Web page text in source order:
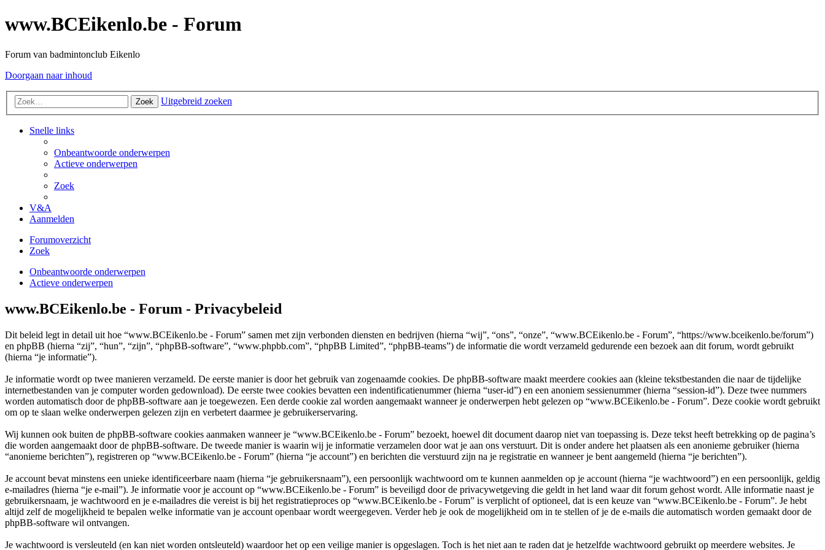
www.BCEikenlo.be - Forum
Forum van badmintonclub Eikenlo
Doorgaan naar inhoud
Zoek Uitgebreid zoeken
Snelle links
Onbeantwoorde onderwerpen
Actieve onderwerpen
Zoek
V&A
Aanmelden
Forumoverzicht
Zoek
Onbeantwoorde onderwerpen
Actieve onderwerpen
www.BCEikenlo.be - Forum - Privacybeleid
Dit beleid legt in detail uit hoe “www.BCEikenlo.be - Forum” samen met zijn verbonden diensten en bedrijven (hierna “wij”, “ons”, “onze”, “www.BCEikenlo.be - Forum”, “https://www.bceikenlo.be/forum”)
en phpBB (hierna “zij”, “hun”, “zijn”, “phpBB-software”, “www.phpbb.com”, “phpBB Limited”, “phpBB-teams”) de informatie die wordt verzameld gedurende een bezoek aan dit forum, wordt gebruikt
(hierna “je informatie”).
Je informatie wordt op twee manieren verzameld. De eerste manier is door het gebruik van zogenaamde cookies. De phpBB-software maakt meerdere cookies aan (kleine tekstbestanden die naar de tijdelijke
internetbestanden van je computer worden gedownload). De eerste twee cookies bevatten een indentificatienummer (hierna “user-id”) en een anoniem sessienummer (hierna “session-id”). Deze twee nummers
worden automatisch door de phpBB-software aan je toegewezen. Een derde cookie zal worden aangemaakt wanneer je onderwerpen hebt gelezen op “www.BCEikenlo.be - Forum”. Deze cookie wordt gebruikt
om op te slaan welke onderwerpen gelezen zijn en verbetert daarmee je gebruikerservaring.
Wij kunnen ook buiten de phpBB-software cookies aanmaken wanneer je “www.BCEikenlo.be - Forum” bezoekt, hoewel dit document daarop niet van toepassing is. Deze tekst heeft betrekking op de pagina’s
die worden aangemaakt door de phpBB-software. De tweede manier is waarin wij je informatie verzamelen door wat je aan ons verstuurt. Dit is onder andere het plaatsen als een anonieme gebruiker (hierna
“anonieme berichten”), registreren op “www.BCEikenlo.be - Forum” (hierna “je account”) en berichten die verstuurd zijn na je registratie en wanneer je bent aangemeld (hierna “je berichten”).
Je account bevat minstens een unieke identificeerbare naam (hierna “je gebruikersnaam”), een persoonlijk wachtwoord om te kunnen aanmelden op je account (hierna “je wachtwoord”) en een persoonlijk, geldig
e-mailadres (hierna “je e-mail”). Je informatie voor je account op “www.BCEikenlo.be - Forum” is beveiligd door de privacywetgeving die geldt in het land waar dit forum gehost wordt. Alle informatie naast je
gebruikersnaam, je wachtwoord en je e-mailadres die vereist is bij het registratieproces op “www.BCEikenlo.be - Forum” is verplicht of optioneel, dat is een keuze van “www.BCEikenlo.be - Forum”. Je hebt
altijd zelf de mogelijkheid te bepalen welke informatie van je account openbaar wordt weergegeven. Verder heb je ook de mogelijkheid om in te stellen of je de e-mails die automatisch worden gemaakt door de
phpBB-software wil ontvangen.
Je wachtwoord is versleuteld (en kan niet worden ontsleuteld) waardoor het op een veilige manier is opgeslagen. Toch is het niet aan te raden dat je hetzelfde wachtwoord gebruikt op meerdere websites. Je